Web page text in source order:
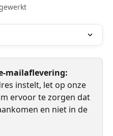
mailaflevering:
instelt, let op onze
ervoor te zorgen dat
en niet in de